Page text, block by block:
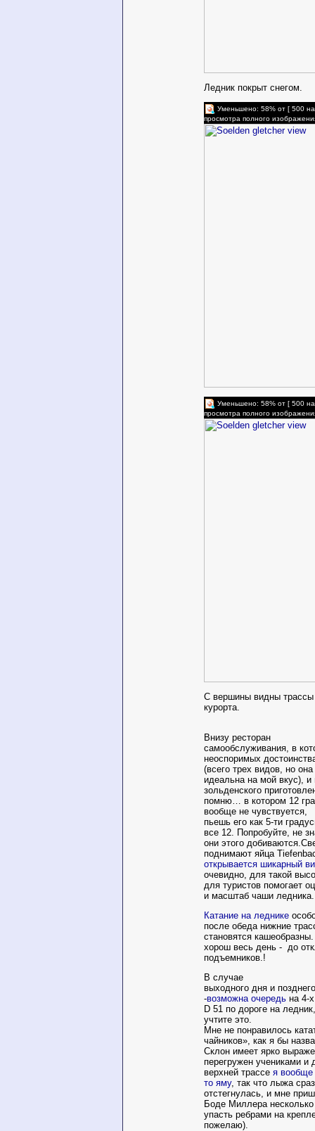
Ледник покрыт снегом.
Уменьшено: 58% от [ 500
просмотра полного
Уменьшено: 58% от [ 500
просмотра полного
С вершины видны трассы
курорта.
Внизу ресторан
самообслуживания, в
неоспоримых
(всего трех видов, но она
идеальна на мой вкус), и
зольденского
помню… в котором 12
вообще не чувствуется,
пьешь его как 5-ти
все 12. Попробуйте, не
они этого
поднимают яйца
открывается шикарный
очевидно, для такой
для туристов помогает
и масштаб чаши ледника.
Катание на леднике
после обеда нижние
становятся
хорош весь день - до
подъемников.!
В случае
выходного дня и
-возможна очередь на 4-
D 51 по дороге на
учтите это.
Мне не понравилось
чайников», как я бы
Склон имеет ярко
перегружен учениками и
верхней трассе я вообще
то яму, так что лыжа
отстегнулась, и мне
Боде Миллера
упасть ребрами на
пожелаю).